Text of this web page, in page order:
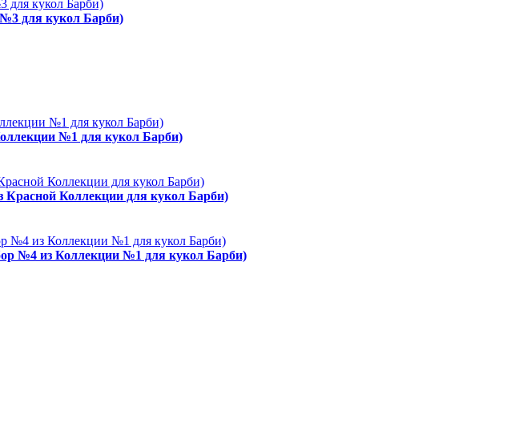
для кукол Барби)
№1 для кукол Барби)
Коллекции для кукол Барби)
№4 из Коллекции №1 для кукол Барби)